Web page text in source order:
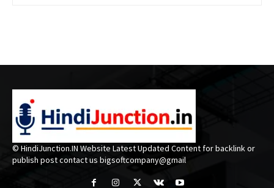
© HindiJunction.IN Website Latest Updated Content for backlink or
publish post contact us bigsoftcompany@gmail